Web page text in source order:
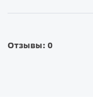
Отзывы: 0